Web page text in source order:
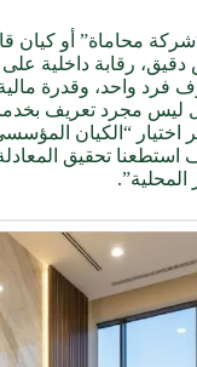
محاماة” أو كيان
رقابة داخلية على
فرد واحد، وقدرة
ليس مجرد تعريف
اختيار “الكيان
تحقيق
المحلية”.